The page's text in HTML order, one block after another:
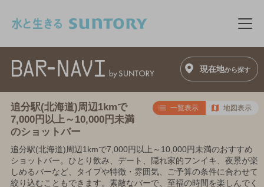
メ
現在地から探す
追分駅(北海道)周辺1kmで
7,000円以上～10,000円未満
のショットバー
一覧表示 地図表示
追分駅(北海道)周辺1kmで7,000円以上～10,000円未満のおすすめ
ショットバー。ひとり飲み、デート、隠れ家的フンイキ、夜景が楽
しめるバーなど、タイプや特徴・雰囲気、ご予算の条件に合わせて
絞り込むこともできます。素敵なバーで、至福の時間を楽しんでく